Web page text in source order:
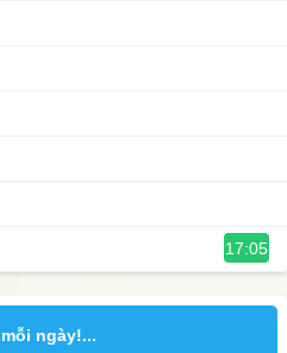
17:05
ngày!...